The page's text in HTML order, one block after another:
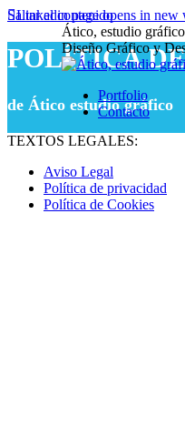
Saltar al contenido
Linkedin page opens in new
Ático, estudio gráfico
Diseño Gráfico y
Portfolio
Contacto
POLÍTICA
de Ático estudio gráfico
TEXTOS LEGALES:
Aviso Legal
Política de privacidad
Política de Cookies